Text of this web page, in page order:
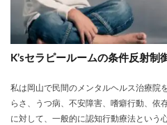
K’sセラピールームの条件反射制
私は岡山で民間のメンタルヘルス治療院
らさ、うつ病、不安障害、嗜癖行動、依
に対して、一般的に認知行動療法という